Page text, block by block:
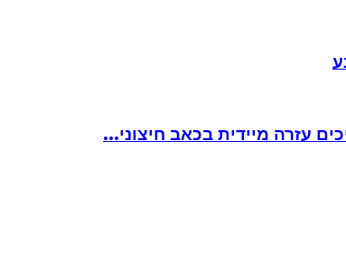
עזרה מיידית בכאב חיצוני...